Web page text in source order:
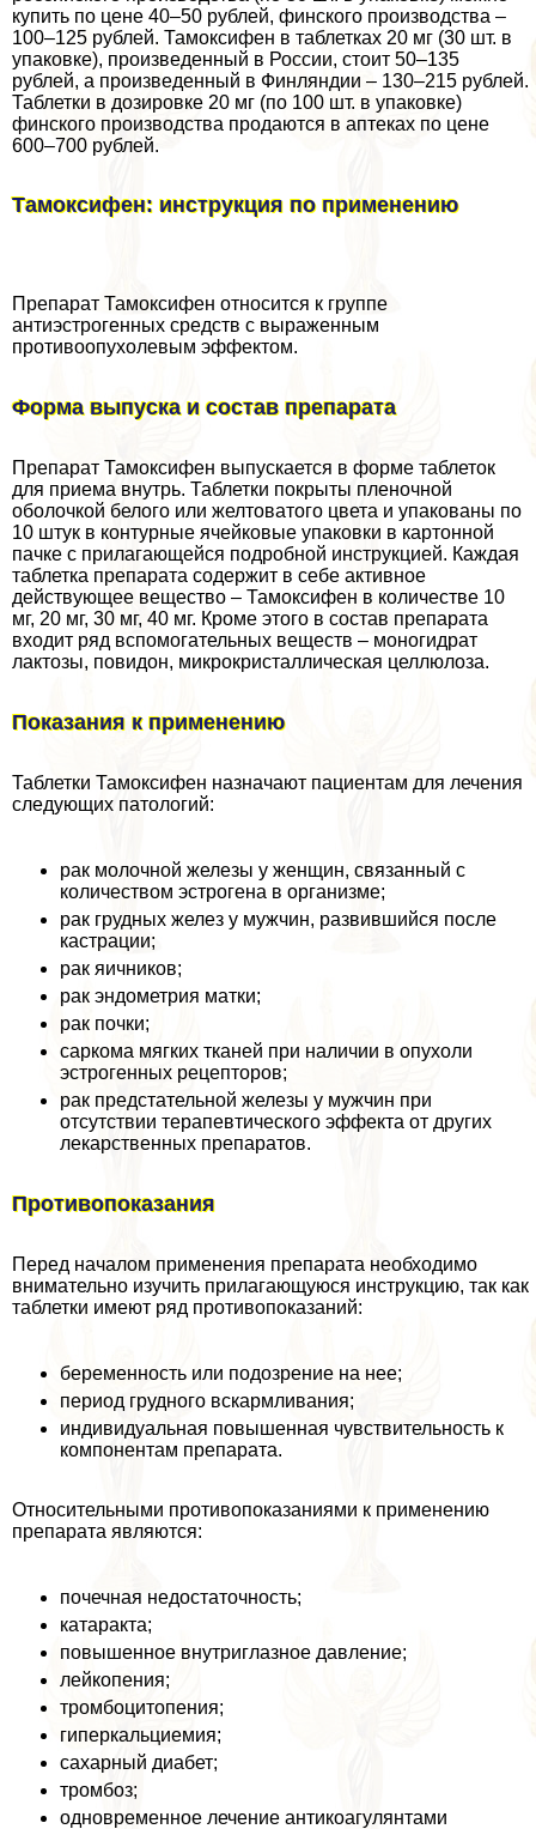
купить по цене 40–50 рублей, финского производства –
100–125 рублей. Тамоксифен в таблетках 20 мг (30 шт. в
упаковке), произведенный в России, стоит 50–135
рублей, а произведенный в Финляндии – 130–215 рублей.
Таблетки в дозировке 20 мг (по 100 шт. в упаковке)
финского производства продаются в аптеках по цене
600–700 рублей.
Тамоксифен: инструкция по применению
Препарат Тамоксифен относится к группе
антиэстрогенных средств с выраженным
противоопухолевым эффектом.
Форма выпуска и состав препарата
Препарат Тамоксифен выпускается в форме таблеток
для приема внутрь. Таблетки покрыты пленочной
оболочкой белого или желтоватого цвета и упакованы по
10 штук в контурные ячейковые упаковки в картонной
пачке с прилагающейся подробной инструкцией. Каждая
таблетка препарата содержит в себе активное
действующее вещество – Тамоксифен в количестве 10
мг, 20 мг, 30 мг, 40 мг. Кроме этого в состав препарата
входит ряд вспомогательных веществ – моногидрат
лактозы, повидон, микрокристаллическая целлюлоза.
Показания к применению
Таблетки Тамоксифен назначают пациентам для лечения
следующих патологий:
paк молочной железы у женщин, связанный с
количеством эстрогена в организме;
paк грудных желез у мужчин, развившийся после
кастрации;
paк яичников;
paк эндометрия матки;
paк почки;
саркома мягких тканей при наличии в опухоли
эстрогенных рецепторов;
paк предстательной железы у мужчин при
отсутствии терапевтического эффекта от других
лекарственных препаратов.
Противопоказания
Перед началом применения препарата необходимо
внимательно изучить прилагающуюся инструкцию, так как
таблетки имеют ряд противопоказаний:
беременность или подозрение на нее;
период грудного вскармливания;
индивидуальная повышенная чувствительность к
компонентам препарата.
Относительными противопоказаниями к применению
препарата являются:
почечная недостаточность;
катаpaкта;
повышенное внутриглазное давление;
лейкопения;
тромбоцитопения;
гиперкальциемия;
сахарный диабет;
тромбоз;
одновременное лечение антикоагулянтами